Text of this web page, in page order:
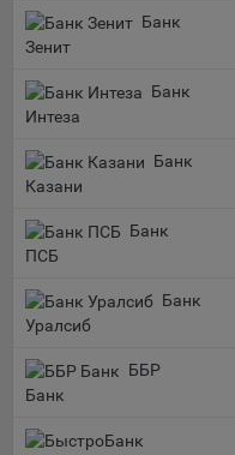
На сайтах
Общество может
«bankibel.by» на
пользователь посетит
сторонних веб-сайтах.
для отслеживания
объявлений. Такие
сайты Общества. С
Общество также
Банк
Зенит
Банк
Интеза
Банк
Казани
Банк
ПСБ
Банк
Уралсиб
ББР
Банк